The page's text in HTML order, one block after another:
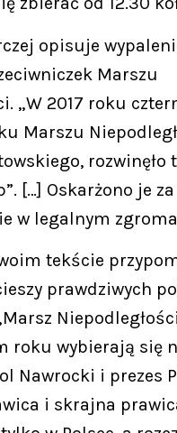
opisuje
Marszu
„W 2017 roku
Marszu
rozwinęło
[…] Oskarżono je
w legalnym
tekście
prawdziwych
roku wybierają się
Nawrocki i prezes
i skrajna